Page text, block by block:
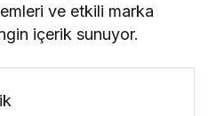
ve etkili marka
içerik sunuyor.